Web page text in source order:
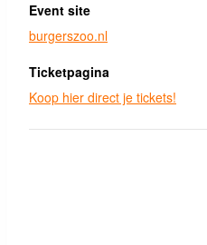
Event site
burgerszoo.nl
Ticketpagina
Koop hier direct je tickets!